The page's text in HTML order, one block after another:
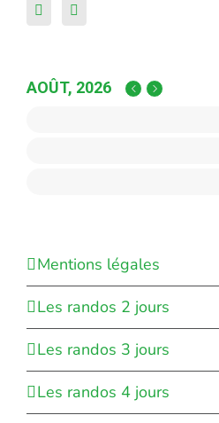
AOÛT, 2026
Mentions légales
Les randos 2 jours
Les randos 3 jours
Les randos 4 jours